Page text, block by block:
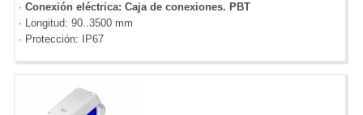
· Conexión eléctrica: Caja de conexiones. PBT
· Longitud: 90..3500 mm
· Protección: IP67